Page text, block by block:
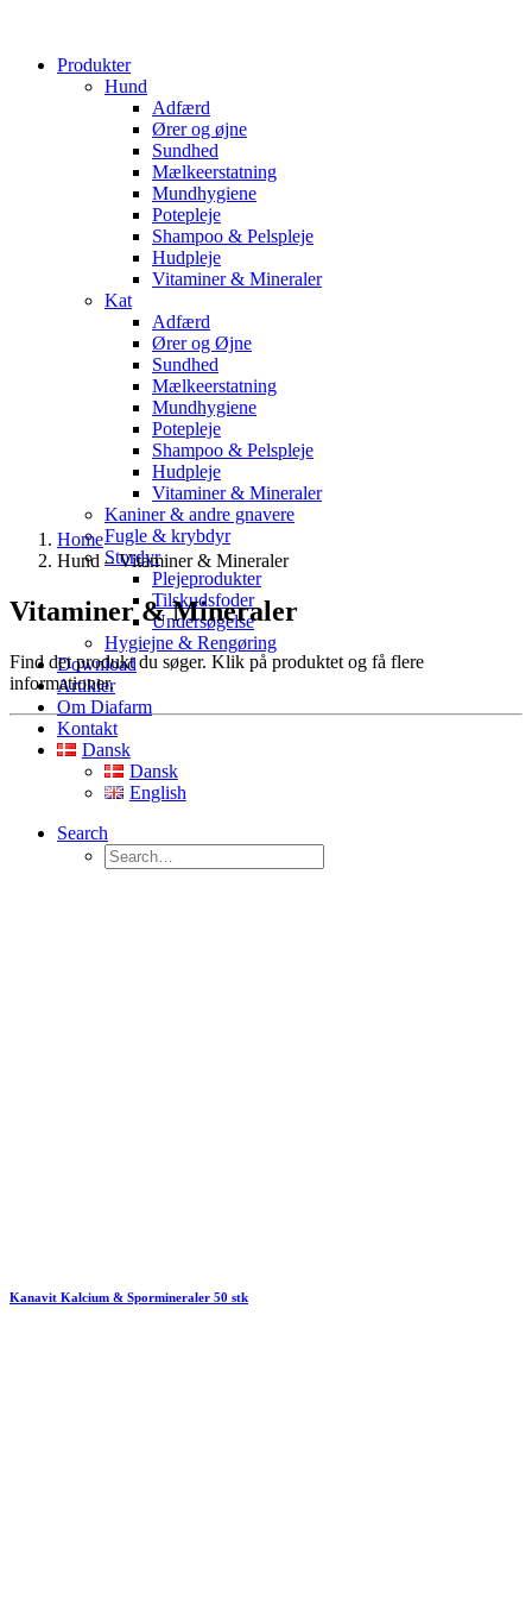
Produkter
Hund
Adfærd
Ører og øjne
Sundhed
Mælkeerstatning
Mundhygiene
Potepleje
Shampoo & Pelspleje
Hudpleje
Vitaminer & Mineraler
Kat
Adfærd
Ører og Øjne
Sundhed
Mælkeerstatning
Mundhygiene
Potepleje
Shampoo & Pelspleje
Hudpleje
Vitaminer & Mineraler
Kaniner & andre gnavere
Fugle & krybdyr
Stordyr
Plejeprodukter
Tilskudsfoder
Undersøgelse
Hygiejne & Rengøring
Download
Artikler
Om Diafarm
Kontakt
Dansk
Dansk
English
Search
Home
Hund – Vitaminer & Mineraler
Vitaminer & Mineraler
Find det produkt du søger. Klik på produktet og få flere
informationer.
Kanavit Kalcium & Spormineraler 50 stk